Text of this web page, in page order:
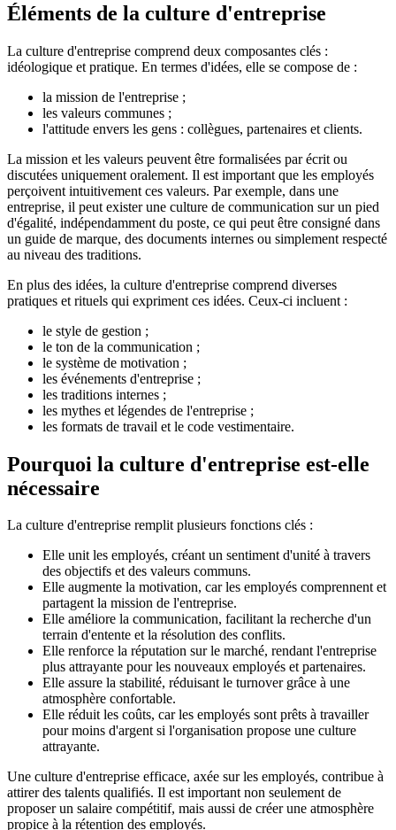
Éléments de la culture d'entreprise
La culture d'entreprise comprend deux composantes clés :
idéologique et pratique. En termes d'idées, elle se compose de :
la mission de l'entreprise ;
les valeurs communes ;
l'attitude envers les gens : collègues, partenaires et clients.
La mission et les valeurs peuvent être formalisées par écrit ou
discutées uniquement oralement. Il est important que les employés
perçoivent intuitivement ces valeurs. Par exemple, dans une
entreprise, il peut exister une culture de communication sur un pied
d'égalité, indépendamment du poste, ce qui peut être consigné dans
un guide de marque, des documents internes ou simplement respecté
au niveau des traditions.
En plus des idées, la culture d'entreprise comprend diverses
pratiques et rituels qui expriment ces idées. Ceux-ci incluent :
le style de gestion ;
le ton de la communication ;
le système de motivation ;
les événements d'entreprise ;
les traditions internes ;
les mythes et légendes de l'entreprise ;
les formats de travail et le code vestimentaire.
Pourquoi la culture d'entreprise est-elle
nécessaire
La culture d'entreprise remplit plusieurs fonctions clés :
Elle unit les employés, créant un sentiment d'unité à travers
des objectifs et des valeurs communs.
Elle augmente la motivation, car les employés comprennent et
partagent la mission de l'entreprise.
Elle améliore la communication, facilitant la recherche d'un
terrain d'entente et la résolution des conflits.
Elle renforce la réputation sur le marché, rendant l'entreprise
plus attrayante pour les nouveaux employés et partenaires.
Elle assure la stabilité, réduisant le turnover grâce à une
atmosphère confortable.
Elle réduit les coûts, car les employés sont prêts à travailler
pour moins d'argent si l'organisation propose une culture
attrayante.
Une culture d'entreprise efficace, axée sur les employés, contribue à
attirer des talents qualifiés. Il est important non seulement de
proposer un salaire compétitif, mais aussi de créer une atmosphère
propice à la rétention des employés.